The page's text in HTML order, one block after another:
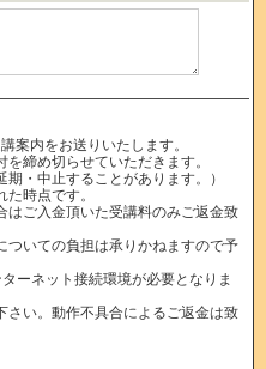
案内をお送りいたします。
締め切らせていただきます。
期・中止することがあります。）
時点です。
はご入金頂いた受講料のみご返金致
いての負担は承りかねますので予
ーネット接続環境が必要となりま
さい。動作不具合によるご返金は致